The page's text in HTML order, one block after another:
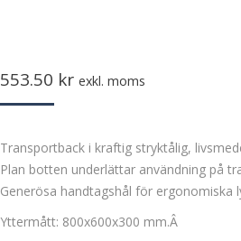
553.50 kr exkl. moms
Transportback i kraftig stryktålig,
Plan botten underlättar användning på
Generösa handtagshål för ergonomiska
Yttermått: 800x600x300 mm.Â